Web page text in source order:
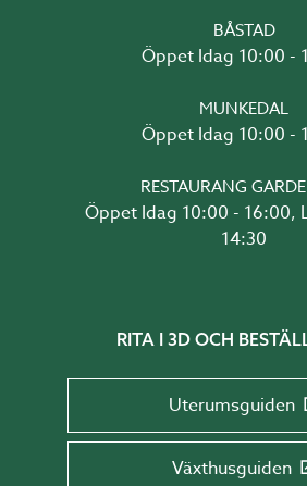
BÅSTAD
Öppet Idag 10:00 -
MUNKEDAL
Öppet Idag 10:00 -
RESTAURANG
Öppet Idag 10:00 - 16:00,
14:30
RITA I 3D OCH
Uterumsguiden
Växthusguiden